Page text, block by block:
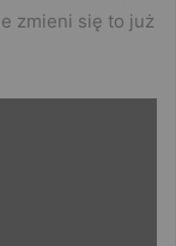
zmieni się to już